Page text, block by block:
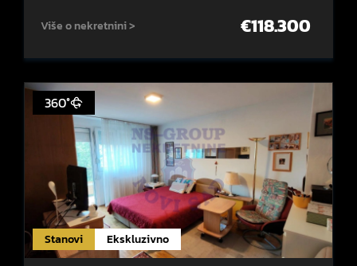
Više o nekretnini > €118.300
Stanovi Ekskluzivno
360°